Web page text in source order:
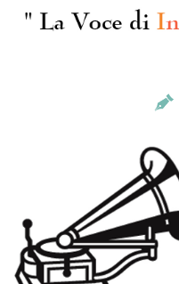
[DECCA] A.ボールト指
揮ロンドンpo., パリ音
楽院o. / プロコフィエ
フ:3つのオレンジへの
恋Op.33bis, キージェ中
¥ 6,600